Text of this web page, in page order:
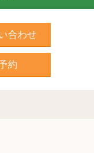
合わせ
約